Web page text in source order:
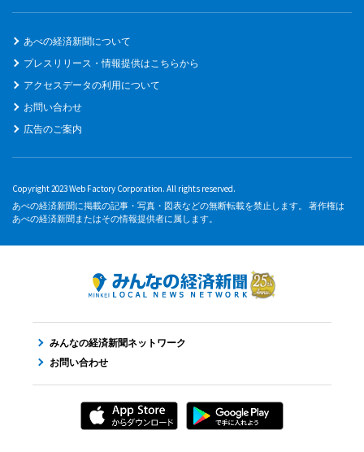
あべの経済新聞について
プレスリリース・情報提供はこちらから
アクセスデータの利用について
お問い合わせ
広告のご案内
Copyright 2023 Web Factory Corporation. All rights reserved.
あべの経済新聞に掲載の記事・写真・図表などの無断転載を禁止します。 著作権は
あべの経済新聞またはその情報提供者に属します。
みんなの経済新聞ネットワーク
お問い合わせ